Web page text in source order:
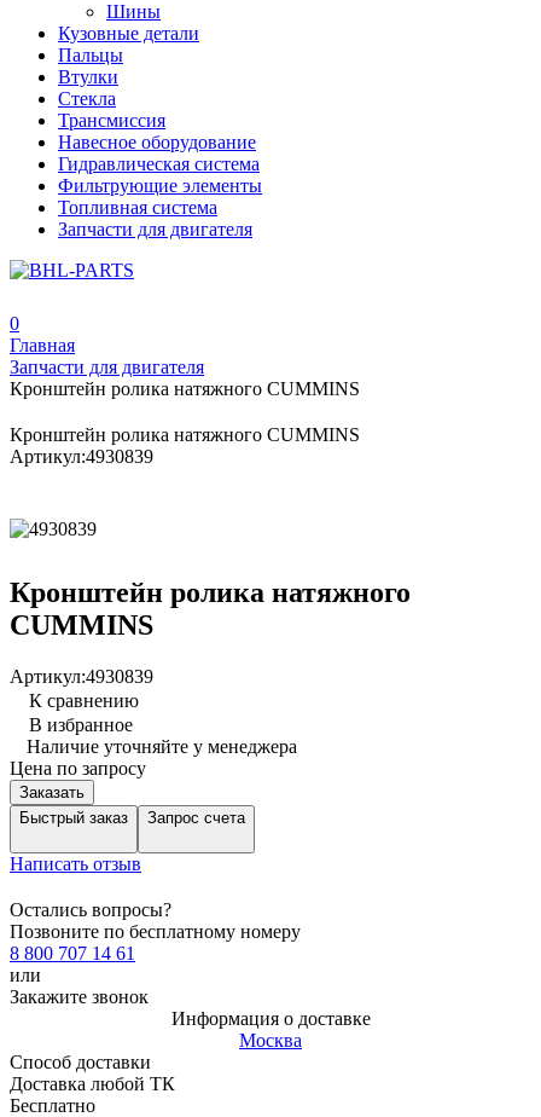
Шины
Кузовные детали
Пальцы
Втулки
Стекла
Трансмиссия
Навесное оборудование
Гидравлическая система
Фильтрующие элементы
Топливная система
Запчасти для двигателя
0
Главная
Запчасти для двигателя
Кронштейн ролика натяжного CUMMINS
Кронштейн ролика натяжного CUMMINS
Артикул:4930839
Кронштейн ролика натяжного
CUMMINS
Артикул:4930839
К сравнению
В избранное
Наличие уточняйте у менеджера
Цена по запросу
Заказать
Быстрый заказ
Запрос счета
Написать отзыв
Остались вопросы?
Позвоните по бесплатному номеру
8 800 707 14 61
или
Закажите звонок
Информация о доставке
Москва
Способ доставки
Доставка любой ТК
Бесплатно